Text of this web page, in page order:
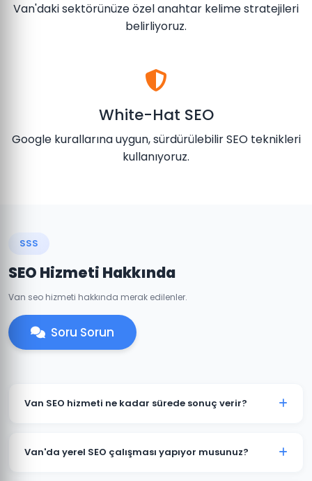
Van'daki sektörünüze özel anahtar kelime stratejileri
belirliyoruz.
White-Hat SEO
Google kurallarına uygun, sürdürülebilir SEO teknikleri
kullanıyoruz.
SSS
SEO Hizmeti Hakkında
Van seo hizmeti hakkında merak edilenler.
Soru Sorun
Van SEO hizmeti ne kadar sürede sonuç verir?
anlamlı sonuçlar görülmeye başlar. Van'daki rekabet
Van'da yerel SEO çalışması yapıyor musunuz?